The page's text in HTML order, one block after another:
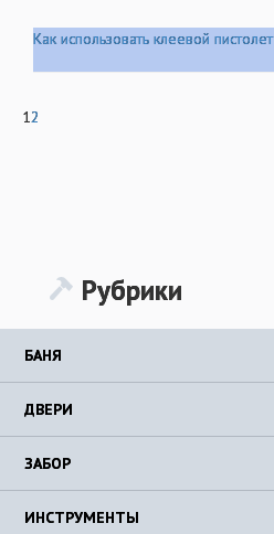
Как использовать клеевой пистолет
1 2
Рубрики
БАНЯ
ДВЕРИ
ЗАБОР
ИНСТРУМЕНТЫ